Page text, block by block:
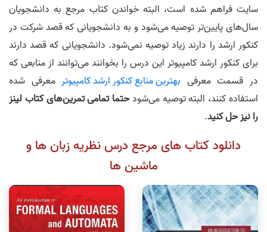
سایت فراهم شده است، البته خواندن کتاب مرجع به دانشجویان
سال‌های پایین‌تر توصیه می‌شود و به دانشجویانی که قصد شرکت در
کنکور ارشد را دارند زیاد توصیه نمی‌شود. دانشجویانی که قصد دارند
برای کنکور ارشد کامپیوتر این درس را بخوانند می‌توانند از منابعی که
در قسمت معرفی بهترین منابع کنکور ارشد کامپیوترمعرفی شده
استفاده کنند، البته توصیه می‌شودحتما تمامی تمرین‌های کتاب لینز
را نیز حل کنید.
دانلود کتاب های مرجع درس نظریه زبان ها و
ماشین ها